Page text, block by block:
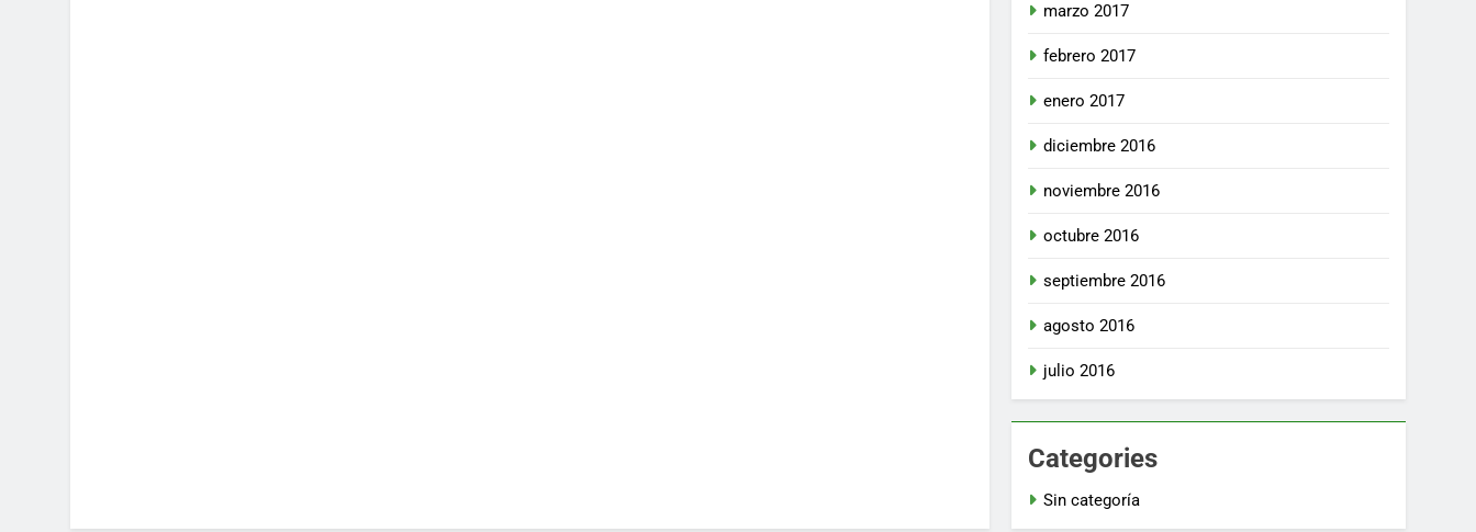
marzo 2017
febrero 2017
enero 2017
diciembre 2016
noviembre 2016
octubre 2016
septiembre 2016
agosto 2016
julio 2016
Categories
Sin categoría